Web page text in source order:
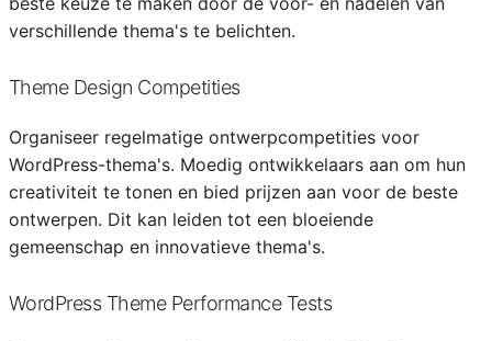
verschillende thema's te belichten.
Theme Design Competities
Organiseer regelmatige ontwerpcompetities voor
WordPress-thema's. Moedig ontwikkelaars aan om hun
creativiteit te tonen en bied prijzen aan voor de beste
ontwerpen. Dit kan leiden tot een bloeiende
gemeenschap en innovatieve thema's.
WordPress Theme Performance Tests